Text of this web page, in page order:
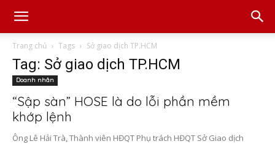
Trang chủ Tags Sở giao dịch TP.HCM
Tag: Sở giao dịch TP.HCM
Doanh nhân
“Sập sàn” HOSE là do lỗi phần mềm
khớp lệnh
Ông Lê Hải Trà, Thành viên HĐQT Phụ trách HĐQT Sở Giao dịch